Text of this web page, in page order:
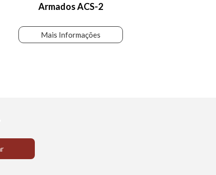
Armados ACS-2
Mais Informações